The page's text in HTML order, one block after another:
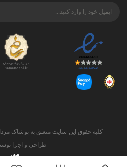
کلیه حقوق این سایت متعلق به پوشاک
طراحی و اجرا